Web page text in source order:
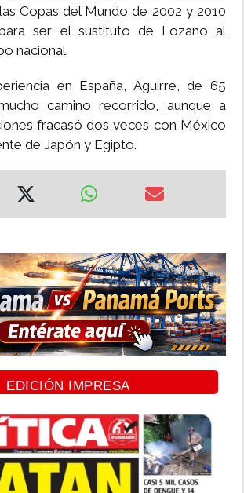
Copas del Mundo de 2002 y 2010
ser el sustituto de Lozano al
nacional.
en España, Aguirre, de 65
camino recorrido, aunque a
fracasó dos veces con México
de Japón y Egipto.
EDICIÓN IMPRESA